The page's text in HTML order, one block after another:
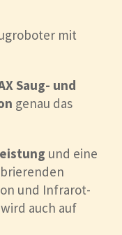
mit
Saug- und
genau das
und eine
und Infrarot-
auch auf